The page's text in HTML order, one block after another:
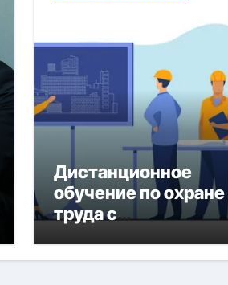
Дистанционное
обучение по охране
труда с
онлайн